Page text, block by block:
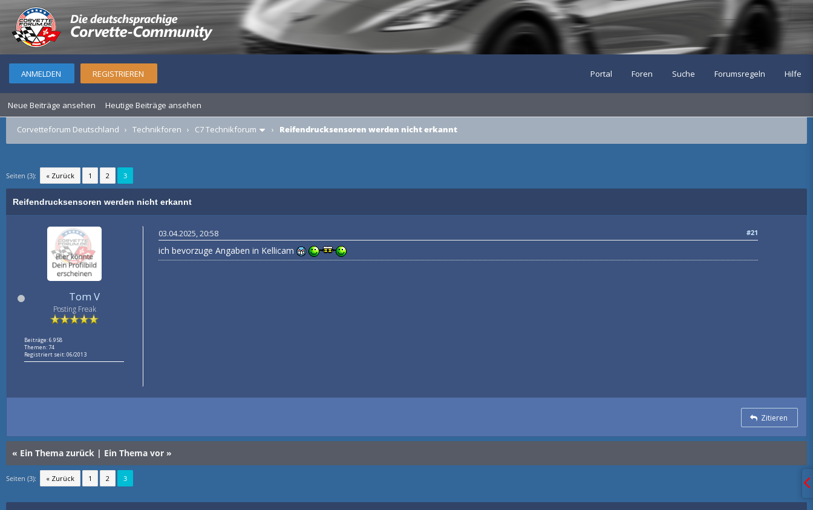
ANMELDEN REGISTRIEREN Portal Foren Suche Forumsregeln Hilfe
Neue Beiträge ansehen Heutige Beiträge ansehen
Corvetteforum Deutschland › Technikforen › C7 Technikforum › Reifendrucksensoren werden nicht erkannt
Seiten (3): « Zurück 1 2 3
Reifendrucksensoren werden nicht erkannt
Tom V
Posting Freak
Beiträge: 6.958
Themen: 74
Registriert seit: 06/2013
#21
03.04.2025, 20:58
ich bevorzuge Angaben in Kellicam
Zitieren
« Ein Thema zurück | Ein Thema vor »
Seiten (3): « Zurück 1 2 3